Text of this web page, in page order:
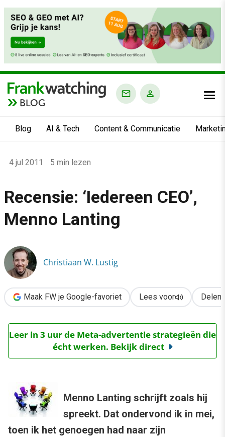
BLOG
Blog AI & Tech Content & Communicatie
›
Alle artikelen
Recensie: ‘Iedereen CEO’, Menno Lanting
4 jul 2011 5 min lezen
Recensie: ‘Iedereen CEO’,
Menno Lanting
Christiaan W. Lustig
Maak FW je Google-favoriet Lees voor Delen
Leer in 3 uur de Meta-advertentie strategieën die
écht werken. Bekijk direct
Menno Lanting schrijft zoals hij
spreekt. Dat ondervond ik in mei,
toen ik het genoegen had naar zijn